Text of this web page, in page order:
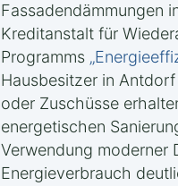
Fassadendämmungen
Kreditanstalt für
Programms
Hausbesitzer in
oder Zuschüsse
energetischen
Verwendung moderner
Energieverbrauch